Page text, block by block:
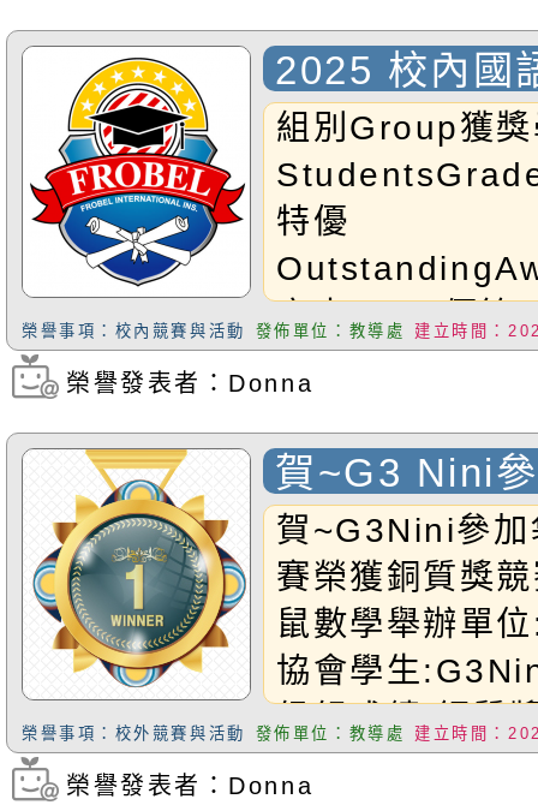
牌
牌
註：以上學生
十五日公開表
一千元獎學金
即得滿分；以
證號碼排序。
2025 校內國
暨演講比賽
組別Group獲
特優
宣聿Chris優等
Resi甲等
蔡聿甯Nina；
Ryan；G1A曹
特優
羽希Rita優等
榮譽事項：校內競賽與活動 發佈單位：教導處 建立時間：
瀏覽次數：263
榮譽發表者：Donna
賀~G3 Nini
學競賽 榮獲
賀~G3Nini參加
賽榮獲銅質獎
鼠數學舉辦單
協會學生
級組成績:銅質
小朋友~
榮譽事項：校外競賽與活動 發佈單位：教導處 建立時間：
瀏覽次數：312
榮譽發表者：Donna